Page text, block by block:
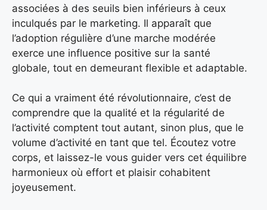
associées à des seuils bien inférieurs à ceux
inculqués par le marketing. Il apparaît que
l’adoption régulière d’une marche modérée
exerce une influence positive sur la santé
globale, tout en demeurant flexible et adaptable.
Ce qui a vraiment été révolutionnaire, c’est de
comprendre que la qualité et la régularité de
l’activité comptent tout autant, sinon plus, que le
volume d’activité en tant que tel. Écoutez votre
corps, et laissez-le vous guider vers cet équilibre
harmonieux où effort et plaisir cohabitent
joyeusement.